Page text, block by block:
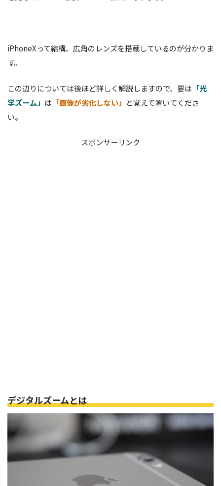
iPhoneXって結構、広角のレンズを搭載しているのが分かりま
す。
この辺りについては後ほど詳しく解説しますので、要は 「光
学ズーム」 は 「画像が劣化しない」 と覚えて置いてくださ
い。
スポンサーリンク
デジタルズームとは